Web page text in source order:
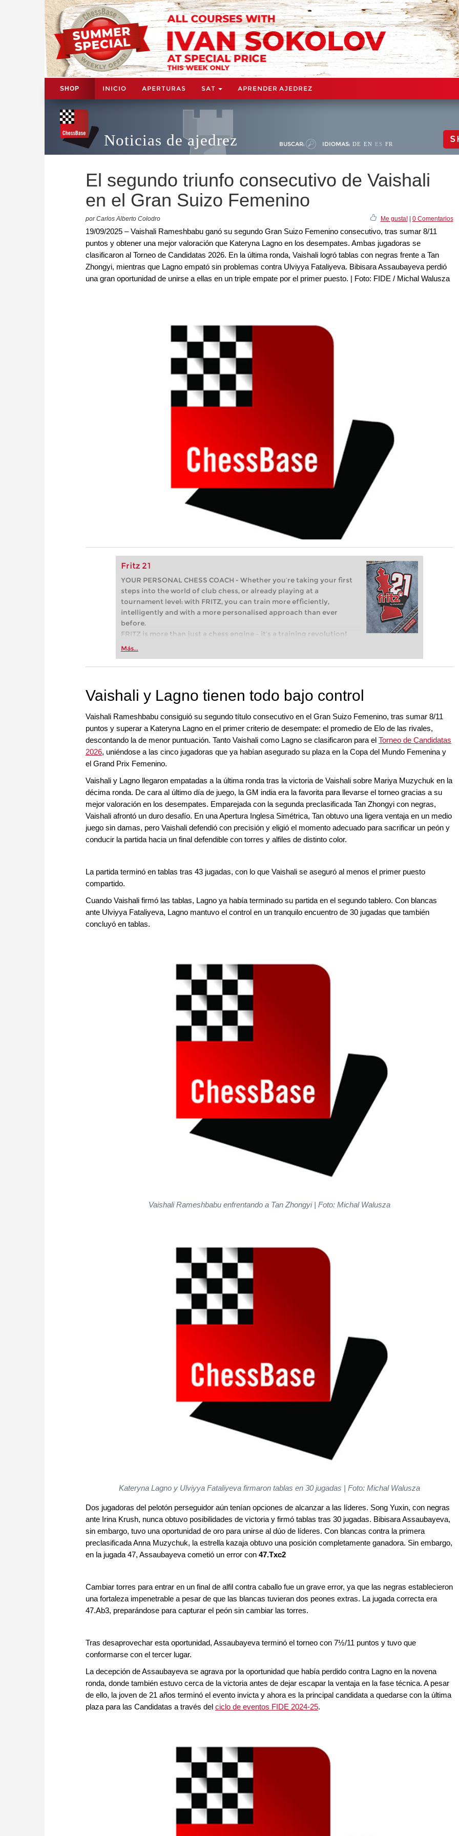
SHOP INICIO APERTURAS SAT APRENDER AJEDREZ
Noticias de ajedrez BUSCAR: IDIOMAS: DE EN ES FR
El segundo triunfo consecutivo de Vaishali
en el Gran Suizo Femenino
por Carlos Alberto Colodro Me gusta!| 0 Comentarios
19/09/2025 – Vaishali Rameshbabu ganó su segundo Gran Suizo Femenino consecutivo, tras sumar 8/11
puntos y obtener una mejor valoración que Kateryna Lagno en los desempates. Ambas jugadoras se
clasificaron al Torneo de Candidatas 2026. En la última ronda, Vaishali logró tablas con negras frente a Tan
Zhongyi, mientras que Lagno empató sin problemas contra Ulviyya Fataliyeva. Bibisara Assaubayeva perdió
una gran oportunidad de unirse a ellas en un triple empate por el primer puesto. | Foto: FIDE / Michal Walusza
Fritz 21
YOUR PERSONAL CHESS COACH - Whether you’re taking your first
steps into the world of club chess, or already playing at a
tournament level: with FRITZ, you can train more efficiently,
intelligently and with a more personalised approach than ever
before.
FRITZ is more than just a chess engine – it’s a training revolution!
Whether you’re taking your first steps into the world of club chess,
more efficiently, intelligently and with a more personalised
Más...
Vaishali y Lagno tienen todo bajo control
Vaishali Rameshbabu consiguió su segundo título consecutivo en el Gran Suizo Femenino, tras sumar 8/11
puntos y superar a Kateryna Lagno en el primer criterio de desempate: el promedio de Elo de las rivales,
descontando la de menor puntuación. Tanto Vaishali como Lagno se clasificaron para el Torneo de Candidatas
2026, uniéndose a las cinco jugadoras que ya habían asegurado su plaza en la Copa del Mundo Femenina y
el Grand Prix Femenino.
Vaishali y Lagno llegaron empatadas a la última ronda tras la victoria de Vaishali sobre Mariya Muzychuk en la
décima ronda. De cara al último día de juego, la GM india era la favorita para llevarse el torneo gracias a su
mejor valoración en los desempates. Emparejada con la segunda preclasificada Tan Zhongyi con negras,
Vaishali afrontó un duro desafío. En una Apertura Inglesa Simétrica, Tan obtuvo una ligera ventaja en un medio
juego sin damas, pero Vaishali defendió con precisión y eligió el momento adecuado para sacrificar un peón y
conducir la partida hacia un final defendible con torres y alfiles de distinto color.
La partida terminó en tablas tras 43 jugadas, con lo que Vaishali se aseguró al menos el primer puesto
compartido.
Cuando Vaishali firmó las tablas, Lagno ya había terminado su partida en el segundo tablero. Con blancas
ante Ulviyya Fataliyeva, Lagno mantuvo el control en un tranquilo encuentro de 30 jugadas que también
concluyó en tablas.
Vaishali Rameshbabu enfrentando a Tan Zhongyi | Foto: Michal Walusza
Kateryna Lagno y Ulviyya Fataliyeva firmaron tablas en 30 jugadas | Foto: Michal Walusza
Dos jugadoras del pelotón perseguidor aún tenían opciones de alcanzar a las líderes. Song Yuxin, con negras
ante Irina Krush, nunca obtuvo posibilidades de victoria y firmó tablas tras 30 jugadas. Bibisara Assaubayeva,
sin embargo, tuvo una oportunidad de oro para unirse al dúo de líderes. Con blancas contra la primera
preclasificada Anna Muzychuk, la estrella kazaja obtuvo una posición completamente ganadora. Sin embargo,
en la jugada 47, Assaubayeva cometió un error con 47.Txc2
Cambiar torres para entrar en un final de alfil contra caballo fue un grave error, ya que las negras establecieron
una fortaleza impenetrable a pesar de que las blancas tuvieran dos peones extras. La jugada correcta era
47.Ab3, preparándose para capturar el peón sin cambiar las torres.
Tras desaprovechar esta oportunidad, Assaubayeva terminó el torneo con 7½/11 puntos y tuvo que
conformarse con el tercer lugar.
La decepción de Assaubayeva se agrava por la oportunidad que había perdido contra Lagno en la novena
ronda, donde también estuvo cerca de la victoria antes de dejar escapar la ventaja en la fase técnica. A pesar
de ello, la joven de 21 años terminó el evento invicta y ahora es la principal candidata a quedarse con la última
plaza para las Candidatas a través del ciclo de eventos FIDE 2024-25.